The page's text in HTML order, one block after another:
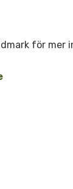
för mer